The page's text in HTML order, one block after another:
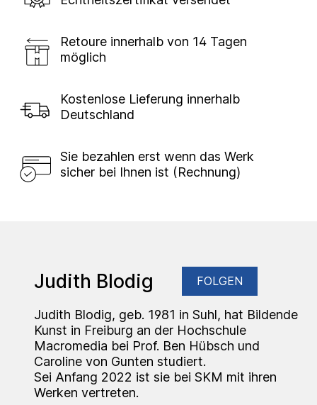
Retoure innerhalb von 14 Tagen
möglich
Kostenlose Lieferung innerhalb
Deutschland
Sie bezahlen erst wenn das Werk
sicher bei Ihnen ist (Rechnung)
Judith Blodig FOLGEN
Judith Blodig, geb. 1981 in Suhl, hat Bildende
Kunst in Freiburg an der Hochschule
Macromedia bei Prof. Ben Hübsch und
Caroline von Gunten studiert.
Sei Anfang 2022 ist sie bei SKM mit ihren
Werken vertreten.